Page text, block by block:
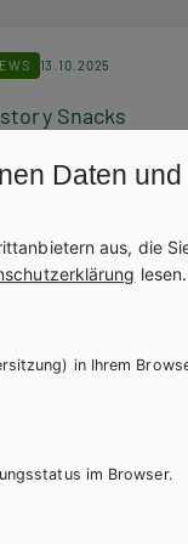
13.10.2025
Snacks
perfekte Ergänzung
für die
Daten und
aus, die
lesen.
in Ihrem
im Browser.